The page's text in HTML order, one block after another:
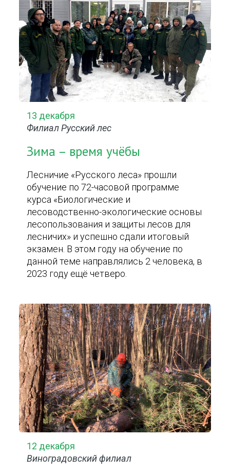
13 декабря
Филиал Русский лес
Зима – время учёбы
Лесничие «Русского леса» прошли
обучение по 72-часовой программе
курса «Биологические и
лесоводственно-экологические основы
лесопользования и защиты лесов для
лесничих» и успешно сдали итоговый
экзамен. В этом году на обучение по
данной теме направлялись 2 человека, в
2023 году ещё четверо.
12 декабря
Виноградовский филиал